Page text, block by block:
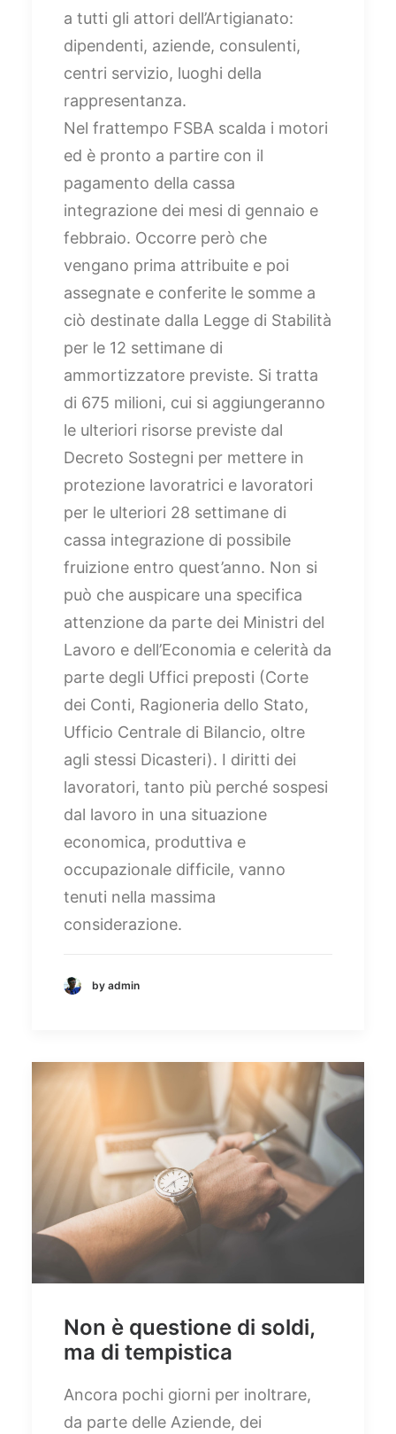
a tutti gli attori dell’Artigianato:
dipendenti, aziende, consulenti,
centri servizio, luoghi della
rappresentanza.
Nel frattempo FSBA scalda i motori
ed è pronto a partire con il
pagamento della cassa
integrazione dei mesi di gennaio e
febbraio. Occorre però che
vengano prima attribuite e poi
assegnate e conferite le somme a
ciò destinate dalla Legge di Stabilità
per le 12 settimane di
ammortizzatore previste. Si tratta
di 675 milioni, cui si aggiungeranno
le ulteriori risorse previste dal
Decreto Sostegni per mettere in
protezione lavoratrici e lavoratori
per le ulteriori 28 settimane di
cassa integrazione di possibile
fruizione entro quest’anno. Non si
può che auspicare una specifica
attenzione da parte dei Ministri del
Lavoro e dell’Economia e celerità da
parte degli Uffici preposti (Corte
dei Conti, Ragioneria dello Stato,
Ufficio Centrale di Bilancio, oltre
agli stessi Dicasteri). I diritti dei
lavoratori, tanto più perché sospesi
dal lavoro in una situazione
economica, produttiva e
occupazionale difficile, vanno
tenuti nella massima
considerazione.
by admin
Non è questione di soldi,
ma di tempistica
Ancora pochi giorni per inoltrare,
da parte delle Aziende, dei